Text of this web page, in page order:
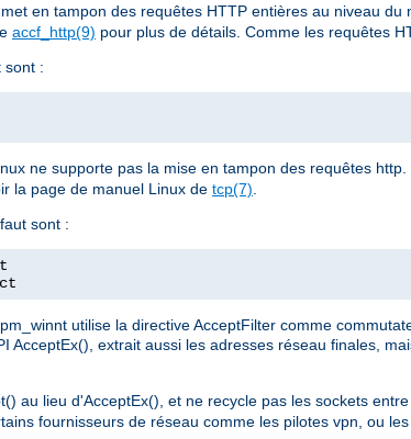
met en tampon des requêtes HTTP entières au niveau
accf_http(9) pour plus de détails. Comme les requêtes
sont :
ne supporte pas la mise en tampon des requêtes
la page de manuel Linux de tcp(7)
sont :
utilise la directive AcceptFilter comme
AcceptEx(), extrait aussi les adresses réseau finales,
au lieu d'AcceptEx(), et ne recycle pas les sockets
fournisseurs de réseau comme les pilotes vpn, ou